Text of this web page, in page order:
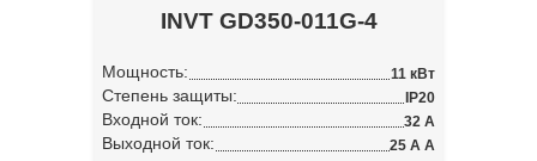
INVT GD350-011G-4
Мощность: 11 кВт
Степень защиты: IP20
Входной ток: 32 А
Выходной ток: 25 А А